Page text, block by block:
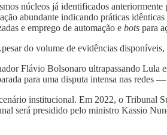
núcleos já identificados anteriormente
abundante indicando práticas
e emprego de automação e bots para
do volume de evidências
Flávio Bolsonaro ultrapassando Lula
para uma disputa intensa nas redes
institucional. Em 2022, o Tribunal
será presidido pelo ministro Kassio